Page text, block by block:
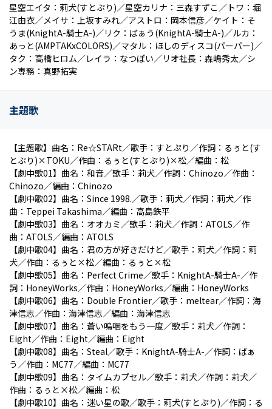
星空エイタ：莉犬(すとぷり)／星空カリナ：三森すずこ／トワ：堀
江由衣／メイサ：上坂すみれ／アストロ：岡本信彦／ケイト：そ
うま(KnightA-騎士A-)／リク：ばぁう(KnightA-騎士A-)／ルカ：
あっと(AMPTAKxCOLORS)／マタル：ほしのディスコ(パーパー)／
タク：高橋ヒロム／レイラ：なつぽい／リオ社長：森嶋秀太／シ
ン専務：真野拓実
主題歌
【主題歌】曲名：Re☆STARt／歌手：すとぷり／作詞：るぅと(す
とぷり)×TOKU／作曲：るぅと(すとぷり)×松／編曲：松
【劇中歌01】曲名：和音／歌手：莉犬／作詞：Chinozo／作曲：
Chinozo／編曲：Chinozo
【劇中歌02】曲名：Since 1998.／歌手：莉犬／作詞：莉犬／作
曲：Teppei Takashima／編曲：高島鉄平
【劇中歌03】曲名：オオカミ／歌手：莉犬／作詞：ATOLS／作
曲：ATOLS／編曲：ATOLS
【劇中歌04】曲名：君の方が好きだけど／歌手：莉犬／作詞：莉
犬／作曲：るぅと×松／編曲：るぅと×松
【劇中歌05】曲名：Perfect Crime／歌手：KnightA-騎士A-／作
詞：HoneyWorks／作曲：HoneyWorks／編曲：HoneyWorks
【劇中歌06】曲名：Double Frontier／歌手：meltear／作詞：海
津信志／作曲：海津信志／編曲：海津信志
【劇中歌07】曲名：蒼い嗚咽をもう一度／歌手：莉犬／作詞：
Eight／作曲：Eight／編曲：Eight
【劇中歌08】曲名：Steal／歌手：KnightA-騎士A-／作詞：ばぁ
う／作曲：MC77／編曲：MC77
【劇中歌09】曲名：タイムカプセル／歌手：莉犬／作詞：莉犬／
作曲：るぅと×松／編曲：松
【劇中歌10】曲名：迷い星の歌／歌手：莉犬(すとぷり)／作詞：る